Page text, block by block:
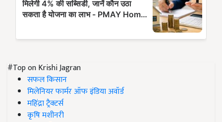
#Top on Krishi Jagran
सफल किसान
मिलेनियर फार्मर ऑफ इंडिया अवॉर्ड
महिंद्रा ट्रैक्टर्स
कृषि मशीनरी